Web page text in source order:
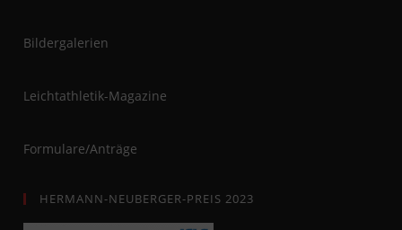
Bildergalerien
Leichtathletik-Magazine
Formulare/Anträge
HERMANN-NEUBERGER-PREIS 2023